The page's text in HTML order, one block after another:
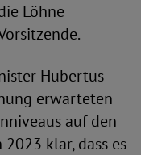
Löhne
Hubertus
erwarteten
auf den
klar, dass es